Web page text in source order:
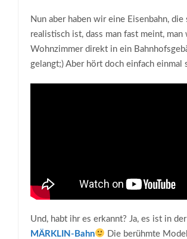
Nun aber haben wir eine Eisenbahn, die
realistisch ist, dass man fast meint, man
Wohnzimmer direkt in ein
gelangt;) Aber hört doch einfach einmal
Und, habt ihr es erkannt? Ja, es ist in
MÄRKLIN-Bahn
Die berühmte